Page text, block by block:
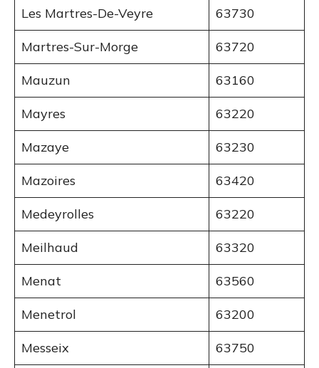
Les Martres-De-Veyre 63730
Martres-Sur-Morge 63720
Mauzun 63160
Mayres 63220
Mazaye 63230
Mazoires 63420
Medeyrolles 63220
Meilhaud 63320
Menat 63560
Menetrol 63200
Messeix 63750